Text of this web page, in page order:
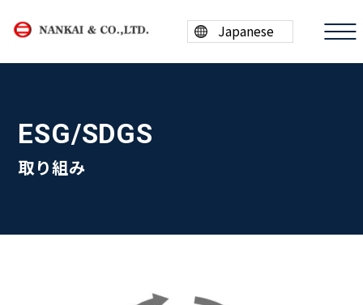
商品情報
ESG/SDGS
取り組み